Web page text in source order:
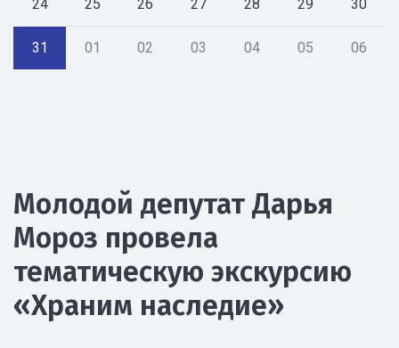
24 25 26 27 28 29 30
31 01 02 03 04 05 06
Молодой депутат Дарья
Мороз провела
тематическую экскурсию
«Храним наследие»